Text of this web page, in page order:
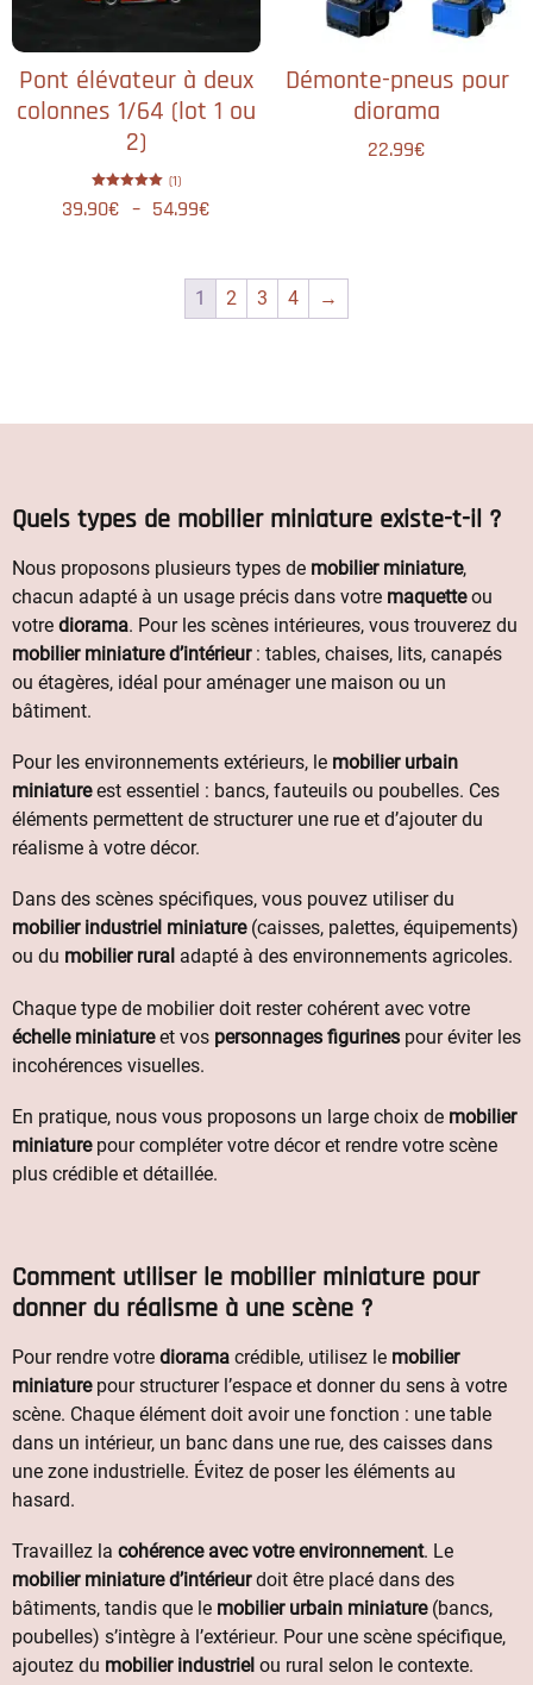
Pont élévateur à deux
colonnes 1/64 (lot 1 ou
2)
5.00
(1)
39.90€ – 54.99€
Démonte-pneus pour
diorama
22.99€
1 2 3 4 →
Quels types de mobilier miniature existe-t-il ?
Nous proposons plusieurs types de mobilier miniature,
chacun adapté à un usage précis dans votre maquetteou
votre diorama. Pour les scènes intérieures, vous trouverez du
mobilier miniature d’intérieur: tables, chaises, lits, canapés
ou étagères, idéal pour aménager une maison ou un
bâtiment.
Pour les environnements extérieurs, le mobilier urbain
miniatureest essentiel : bancs, fauteuils ou poubelles. Ces
éléments permettent de structurer une rue et d’ajouter du
réalisme à votre décor.
Dans des scènes spécifiques, vous pouvez utiliser du
mobilier industriel miniature(caisses, palettes, équipements)
ou du mobilier rural adapté à des environnements agricoles.
Chaque type de mobilier doit rester cohérent avec votre
échelle miniatureet vos personnages figurines pour éviter les
incohérences visuelles.
En pratique, nous vous proposons un large choix de mobilier
miniaturepour compléter votre décor et rendre votre scène
plus crédible et détaillée.
Comment utiliser le mobilier miniature pour
donner du réalisme à une scène ?
Pour rendre votre diorama crédible, utilisez le mobilier
miniaturepour structurer l’espace et donner du sens à votre
scène. Chaque élément doit avoir une fonction : une table
dans un intérieur, un banc dans une rue, des caisses dans
une zone industrielle. Évitez de poser les éléments au
hasard.
Travaillez la cohérence avec votre environnement. Le
mobilier miniature d’intérieurdoit être placé dans des
bâtiments, tandis que le mobilier urbain miniature(bancs,
poubelles) s’intègre à l’extérieur. Pour une scène spécifique,
ajoutez du mobilier industriel ou rural selon le contexte.